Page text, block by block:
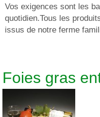
Vos exigences sont les
quotidien.Tous les
issus de notre ferme
Foies gras